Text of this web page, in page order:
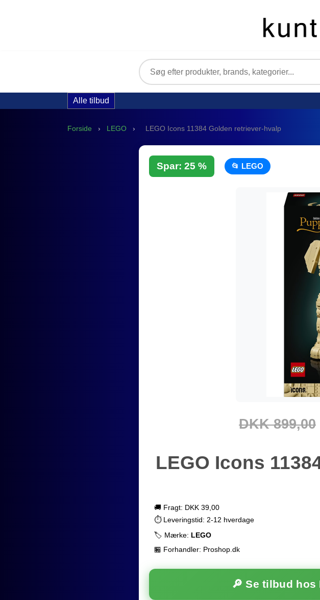
Alle tilbud
Forside › LEGO › LEGO Icons 11384 Golden retriever-hvalp
Spar: 25 % 📂 LEGO
DKK 899,00
LEGO Icons
🚚 Fragt: DKK 39,00
⏱️ Leveringstid: 2-12 hverdage
🏷️ Mærke: LEGO
🏪 Forhandler: Proshop.dk
🔎 Se tilbud